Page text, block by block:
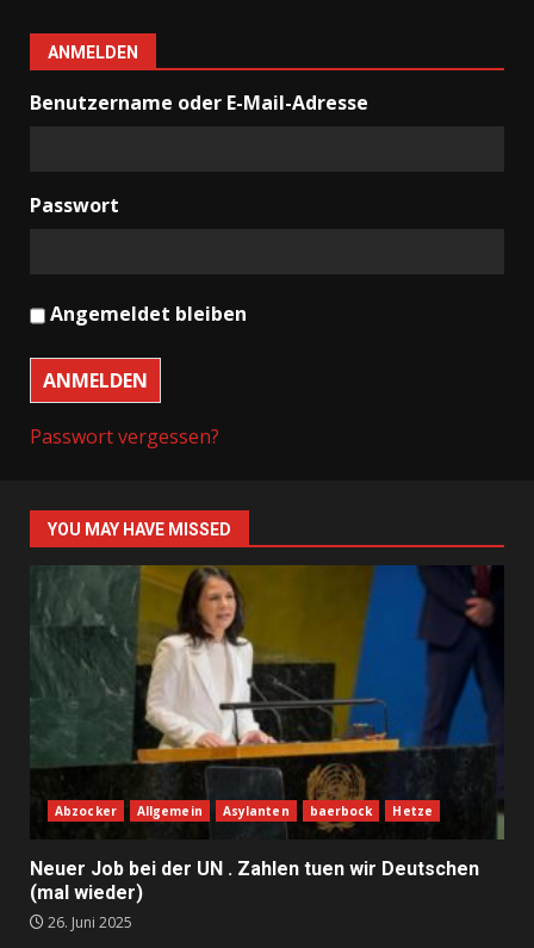
ANMELDEN
Benutzername oder E-Mail-Adresse
Passwort
Angemeldet bleiben
ANMELDEN
Passwort vergessen?
YOU MAY HAVE MISSED
Abzocker Allgemein Asylanten baerbock Hetze
Neuer Job bei der UN . Zahlen tuen wir Deutschen
(mal wieder)
26. Juni 2025